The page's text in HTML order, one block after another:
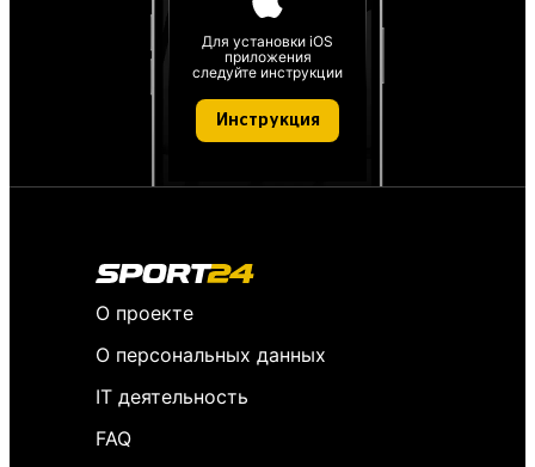
Для установки iOS
приложения
следуйте инструкции
Инструкция
О проекте
О персональных данных
IT деятельность
FAQ